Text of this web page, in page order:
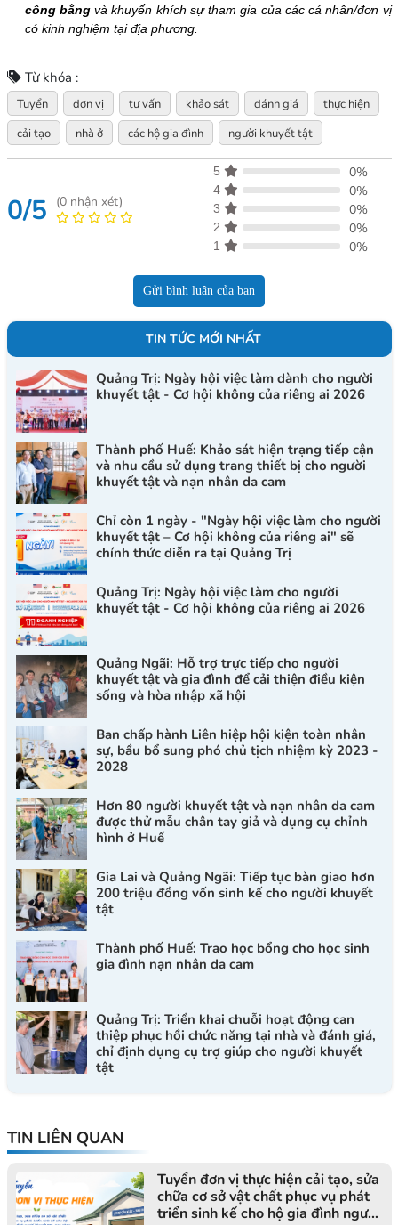
công bằngvà khuyến khích sự tham gia của các cá nhân/đơn vị
có kinh nghiệm tại địa phương.
Từ khóa :
Tuyển đơn vị tư vấn khảo sát đánh giá
thực hiện
cải tạo
nhà ở các hộ gia đình người khuyết tật
0/5 (0nhận xét)
5 0%
4 0%
3 0%
2 0%
1 0%
Gửi bình luận của bạn
TIN TỨC MỚI NHẤT
Quảng Trị: Ngày hội việc làm dành cho người
khuyết tật - Cơ hội không của riêng ai 2026
Thành phố Huế: Khảo sát hiện trạng tiếp cận
và nhu cầu sử dụng trang thiết bị cho người
khuyết tật và nạn nhân da cam
Chỉ còn 1 ngày - "Ngày hội việc làm cho người
khuyết tật – Cơ hội không của riêng ai" sẽ
chính thức diễn ra tại Quảng Trị
Quảng Trị: Ngày hội việc làm cho người
khuyết tật - Cơ hội không của riêng ai 2026
Quảng Ngãi: Hỗ trợ trực tiếp cho người
khuyết tật và gia đình để cải thiện điều kiện
sống và hòa nhập xã hội
Ban chấp hành Liên hiệp hội kiện toàn nhân
sự, bầu bổ sung phó chủ tịch nhiệm kỳ 2023 -
2028
Hơn 80 người khuyết tật và nạn nhân da cam
được thử mẫu chân tay giả và dụng cụ chỉnh
hình ở Huế
Gia Lai và Quảng Ngãi: Tiếp tục bàn giao hơn
200 triệu đồng vốn sinh kế cho người khuyết
tật
Thành phố Huế: Trao học bổng cho học sinh
gia đình nạn nhân da cam
Quảng Trị: Triển khai chuỗi hoạt động can
thiệp phục hồi chức năng tại nhà và đánh giá,
chỉ định dụng cụ trợ giúp cho người khuyết
tật
TIN LIÊN QUAN
Tuyển đơn vị thực hiện cải tạo, sửa
chữa cơ sở vật chất phục vụ phát
triển sinh kế cho hộ gia đình người